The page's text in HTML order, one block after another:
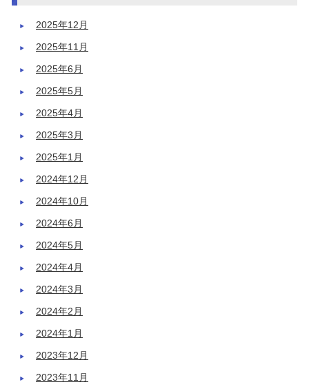
2025年12月
2025年11月
2025年6月
2025年5月
2025年4月
2025年3月
2025年1月
2024年12月
2024年10月
2024年6月
2024年5月
2024年4月
2024年3月
2024年2月
2024年1月
2023年12月
2023年11月